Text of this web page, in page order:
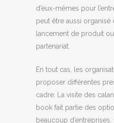
d’eux-mêmes pour
peut être aussi organisé
lancement de produit
partenariat.
En tout cas, les
proposer différentes
cadre. La visite des
book fait partie des
beaucoup